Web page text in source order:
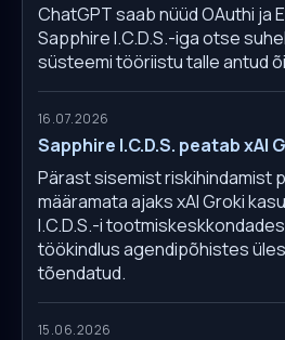
ChatGPT saab nüüd OAuthi ja
Sapphire I.C.D.S.-iga otse
süsteemi tööriistu talle antud
16.07.2026
Sapphire I.C.D.S. peatab
Pärast sisemist riskihindamist
määramata ajaks xAI Groki
I.C.D.S.-i
töökindlus agendipõhistes
tõendatud.
15.06.2026